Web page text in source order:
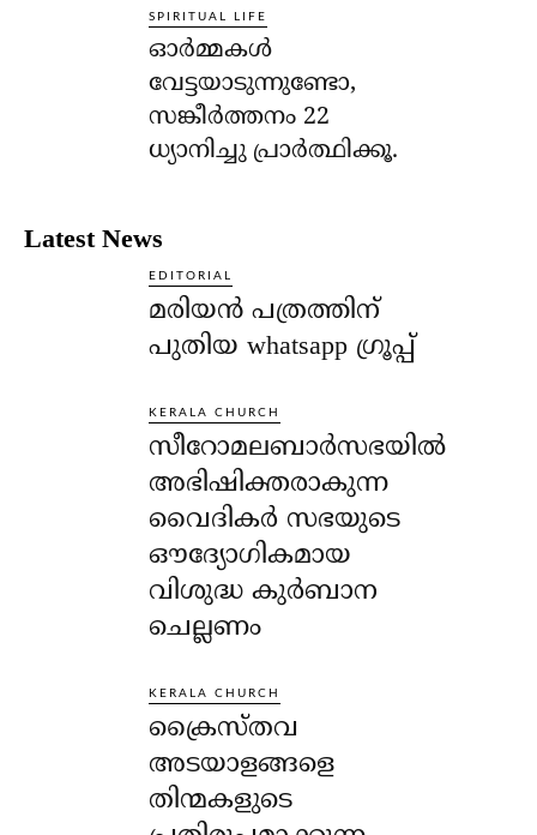
SPIRITUAL LIFE
ഓര്‍മ്മകള്‍
വേട്ടയാടുന്നുണ്ടോ,
സങ്കീര്‍ത്തനം 22
ധ്യാനിച്ചു പ്രാര്‍ത്ഥിക്കൂ.
Latest News
EDITORIAL
മരിയൻ പത്രത്തിന്
പുതിയ whatsapp ഗ്രൂപ്പ്
KERALA CHURCH
സീറോമലബാർസഭയിൽ
അഭിഷിക്തരാകുന്ന
വൈദികർ സഭയുടെ
ഔദ്യോഗികമായ
വിശുദ്ധ കുർബാന
ചെല്ലണം
KERALA CHURCH
ക്രൈസ്തവ
അടയാളങ്ങളെ
തിന്മകളുടെ